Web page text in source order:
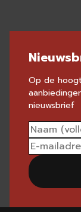
Op de
nieuwsbrief